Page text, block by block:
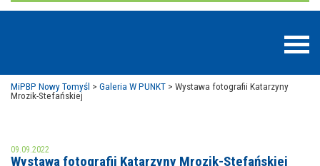
MiPBP Nowy Tomyśl > Galeria W PUNKT > Wystawa fotografii Katarzyny
Mrozik-Stefańskiej
09.09.2022
Wystawa fotografii Katarzyny Mrozik-Stefańskiej